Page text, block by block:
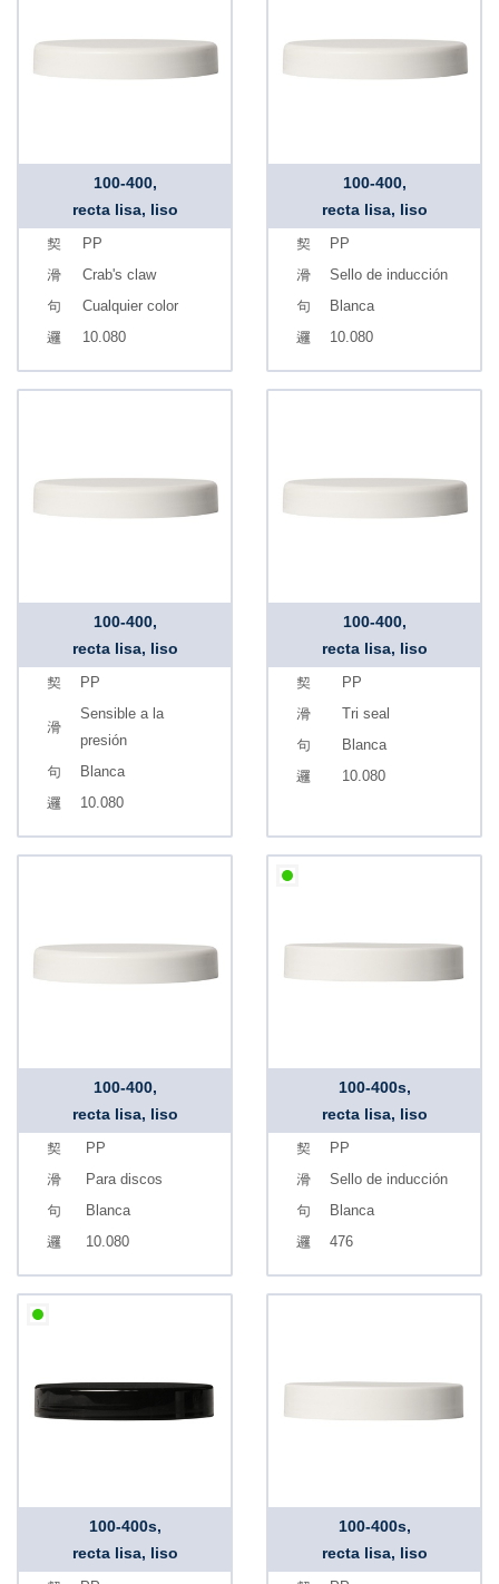
100-400,
recta lisa, liso
PP
Crab's claw
Cualquier color
10.080
100-400,
recta lisa, liso
PP
Sello de inducción
Blanca
10.080
100-400,
recta lisa, liso
PP
Sensible a la
presión
Blanca
10.080
100-400,
recta lisa, liso
PP
Tri seal
Blanca
10.080
100-400,
recta lisa, liso
PP
Para discos
Blanca
10.080
100-400s,
recta lisa, liso
PP
Sello de inducción
Blanca
476
100-400s,
recta lisa, liso
100-400s,
recta lisa, liso